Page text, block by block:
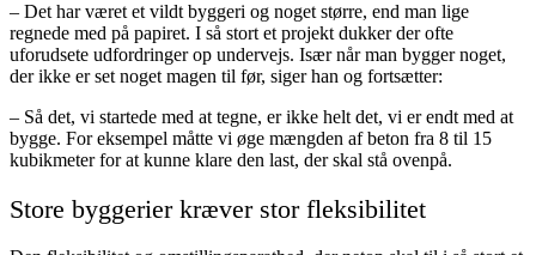
– Det har været et vildt byggeri og noget større, end man lige
regnede med på papiret. I så stort et projekt dukker der ofte
uforudsete udfordringer op undervejs. Især når man bygger noget,
der ikke er set noget magen til før, siger han og fortsætter:
– Så det, vi startede med at tegne, er ikke helt det, vi er endt med at
bygge. For eksempel måtte vi øge mængden af beton fra 8 til 15
kubikmeter for at kunne klare den last, der skal stå ovenpå.
Store byggerier kræver stor fleksibilitet